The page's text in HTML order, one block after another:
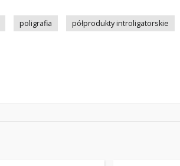
poligrafia półprodukty introligatorskie